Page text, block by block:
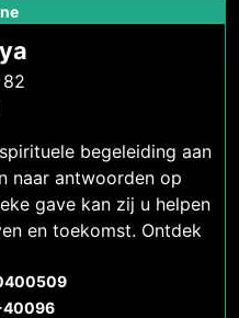
82
begeleiding aan
naar antwoorden op
gave kan zij u helpen
en toekomst. Ontdek
40096